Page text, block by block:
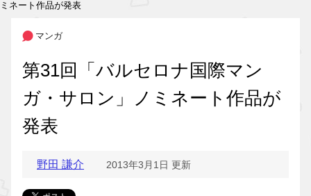
ミネート作品が発表
マンガ
第31回「バルセロナ国際マン
ガ・サロン」ノミネート作品が
発表
野田 謙介 2013年3月1日 更新